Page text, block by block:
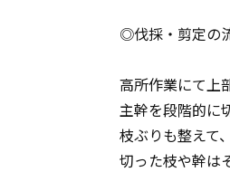
◎伐採・剪定の
高所作業にて上
主幹を段階的に
枝ぶりも整えて
切った枝や幹は